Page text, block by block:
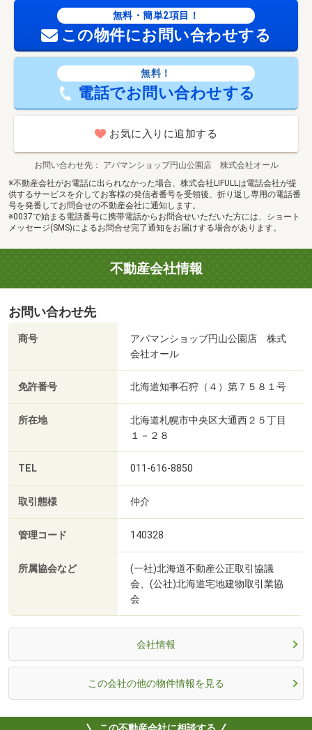
無料・簡単2項目！
この物件にお問い合わせする
無料！
電話でお問い合わせする
お気に入りに追加する
お問い合わせ先
アパマンショップ円山公園店 株式会社オール
※不動産会社がお電話に出られなかった場合、株式会社LIFULLは電話会社が提
供するサービスを介してお客様の発信者番号を受領後、折り返し専用の電話番
号を発番してお問合せの不動産会社に通知します。
※0037で始まる電話番号に携帯電話からお問合せいただいた方には、ショート
メッセージ(SMS)によるお問合せ完了通知をお届けする場合があります。
不動産会社情報
お問い合わせ先
商号
アパマンショップ円山公園店 株式
会社オール
免許番号 北海道知事石狩（４）第７５８１号
所在地
北海道札幌市中央区大通西２５丁目
１－２８
TEL 011-616-8850
取引態様 仲介
管理コード 140328
所属協会など
(一社)北海道不動産公正取引協議
会、(公社)北海道宅地建物取引業協
会
会社情報
この会社の他の物件情報を見る